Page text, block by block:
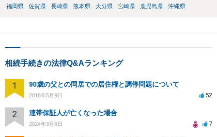
福岡県
佐賀県 長崎県 熊本県 大分県 宮崎県 鹿児島県 沖縄県
相続手続きの法律Q&Aランキング
1 90歳の父との同居での居住権と調停問題について
2018年5月9日 52
2 連帯保証人が亡くなった場合
2024年3月6日 7